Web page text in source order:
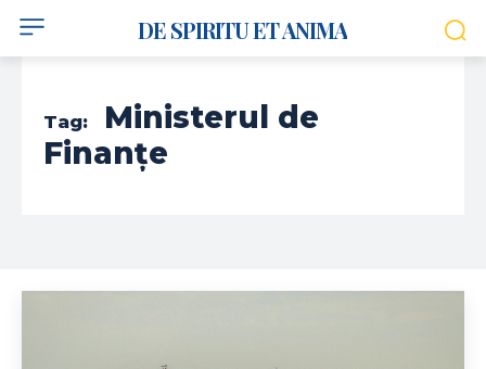
DE SPIRITU ET ANIMA
Tag:
Ministerul de
Finanțe